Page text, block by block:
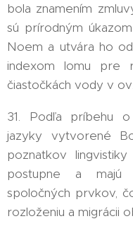
bola znamením
sú prírodným
Noem a utvára ho
indexom lomu pre
čiastočkách vody v
31. Podľa príbehu
jazyky vytvorené
poznatkov
postupne a majú
spoločných prvkov,
rozloženiu a migrácii